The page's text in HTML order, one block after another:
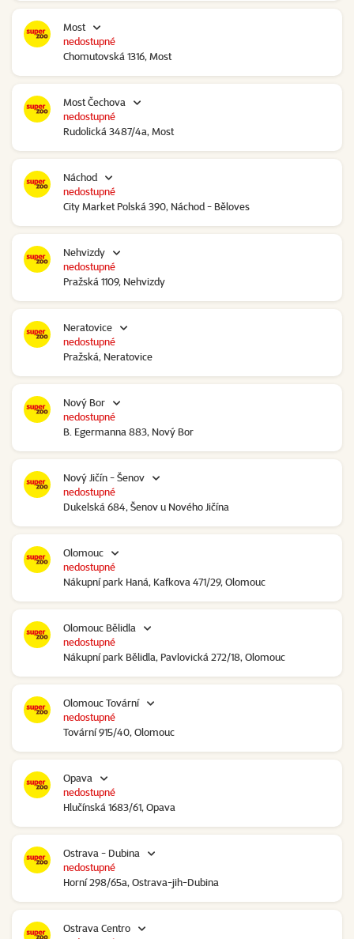
Most
Chomutovská 1316, Most
nedostupné
Most Čechova
Rudolická 3487/4a, Most
nedostupné
Náchod
City Market Polská 390, Náchod - Běloves
nedostupné
Nehvizdy
Pražská 1109, Nehvizdy
nedostupné
Neratovice
Pražská, Neratovice
nedostupné
Nový Bor
B. Egermanna 883, Nový Bor
nedostupné
Nový Jičín - Šenov
Dukelská 684, Šenov u Nového Jičína
nedostupné
Olomouc
Nákupní park Haná, Kafkova 471/29, Olomouc
nedostupné
Olomouc Bělidla
Nákupní park Bělidla, Pavlovická 272/18, Olomouc
nedostupné
Olomouc Tovární
Tovární 915/40, Olomouc
nedostupné
Opava
Hlučínská 1683/61, Opava
nedostupné
Ostrava - Dubina
Horní 298/65a, Ostrava-jih-Dubina
nedostupné
Ostrava Centro